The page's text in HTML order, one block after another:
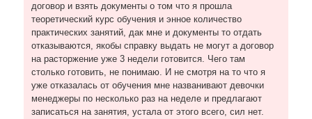
договор и взять документы о том что я прошла
теоретический курс обучения и энное количество
практических занятий, дак мне и документы то отдать
отказываются, якобы справку выдать не могут а договор
на расторжение уже 3 недели готовится. Чего там
столько готовить, не понимаю. И не смотря на то что я
уже отказалась от обучения мне названивают девочки
менеджеры по несколько раз на неделе и предлагают
записаться на занятия, устала от этого всего, сил нет.